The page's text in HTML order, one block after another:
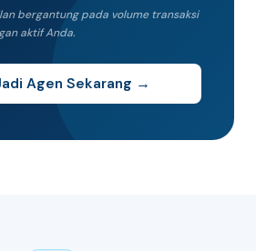
bergantung pada volume transaksi
aktif Anda.
Agen Sekarang →